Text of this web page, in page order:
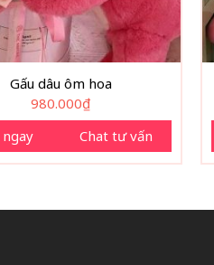
Gấu dâu ôm hoa
980.000₫
Chat tư vấn